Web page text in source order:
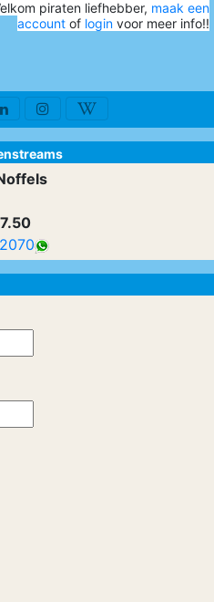
piraten liefhebber, maak een
account of login voor meer info!!